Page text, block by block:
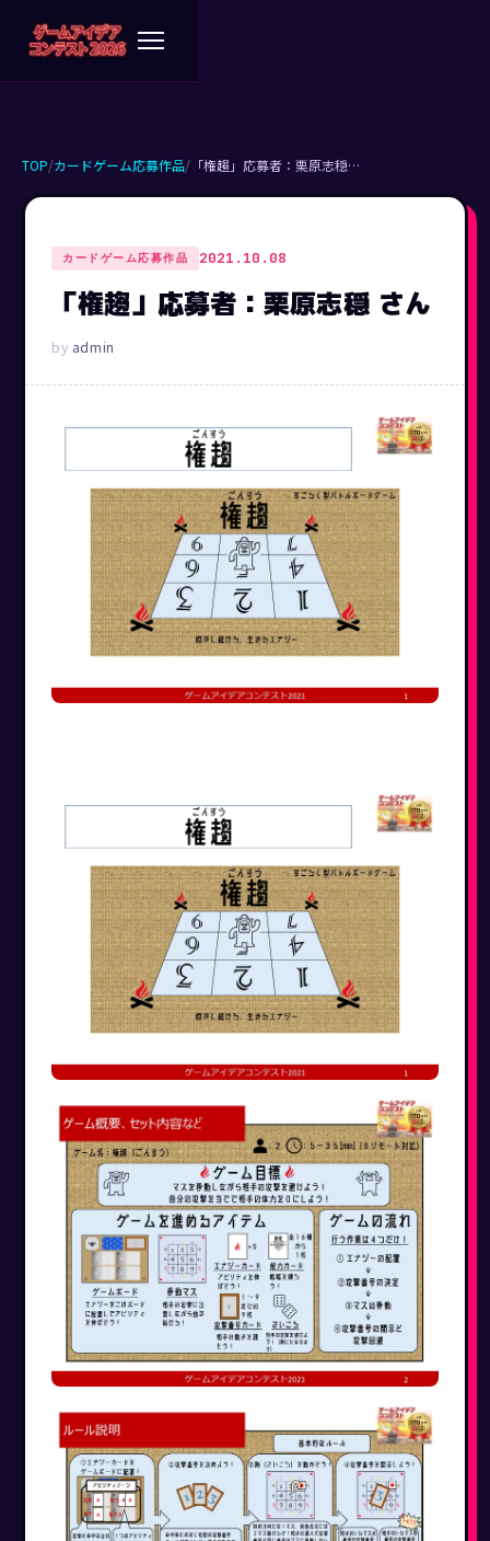
TOP/カードゲーム応募作品/ 「権趨」応募者：栗原志穏…
カードゲーム応募作品 2021.10.08
「権趨」応募者：栗原志穏 さん
admin